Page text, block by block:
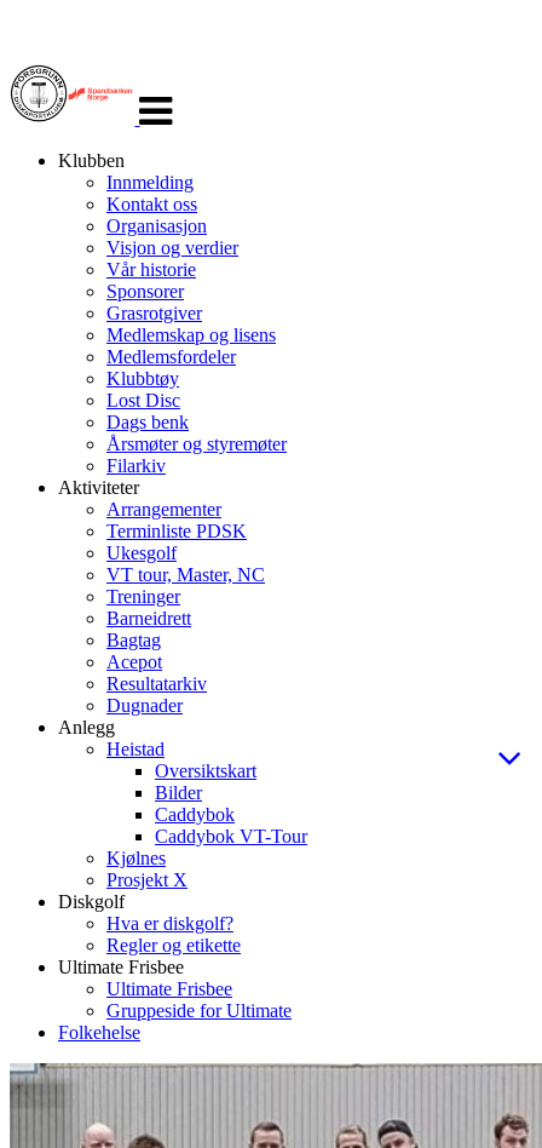
navigasjon
Klubben
Innmelding
Kontakt oss
Organisasjon
Visjon og verdier
Vår historie
Sponsorer
Grasrotgiver
Medlemskap og lisens
Medlemsfordeler
Klubbtøy
Lost Disc
Dags benk
Årsmøter og styremøter
Filarkiv
Aktiviteter
Arrangementer
Terminliste PDSK
Ukesgolf
VT tour, Master, NC
Treninger
Barneidrett
Bagtag
Acepot
Resultatarkiv
Dugnader
Anlegg
Heistad
Oversiktskart
Bilder
Caddybok
Caddybok VT-Tour
Kjølnes
Prosjekt X
Diskgolf
Hva er diskgolf?
Regler og etikette
Ultimate Frisbee
Ultimate Frisbee
Gruppeside for Ultimate
Folkehelse